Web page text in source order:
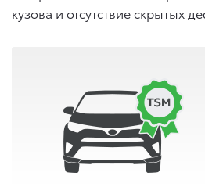
кузова и отсутствие скрытых